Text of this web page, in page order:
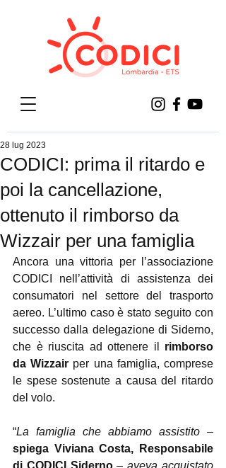
CODICI: prima il ritardo e
poi la cancellazione,
ottenuto il rimborso da
Wizzair per una famiglia
28 lug 2023
Ancora una vittoria per l’associazione
CODICI nell’attività di assistenza dei
consumatori nel settore del trasporto
aereo. L’ultimo caso è stato seguito con
successo dalla delegazione di Siderno,
che è riuscita ad ottenere il rimborso
da Wizzair per una famiglia, comprese
le spese sostenute a causa del ritardo
del volo.
“La famiglia che abbiamo assistito
spiega Viviana Costa, Responsabile
di CODICI Siderno – aveva acquistato